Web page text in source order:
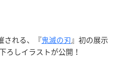
される、『鬼滅の刃』初の展示
ろしイラストが公開！